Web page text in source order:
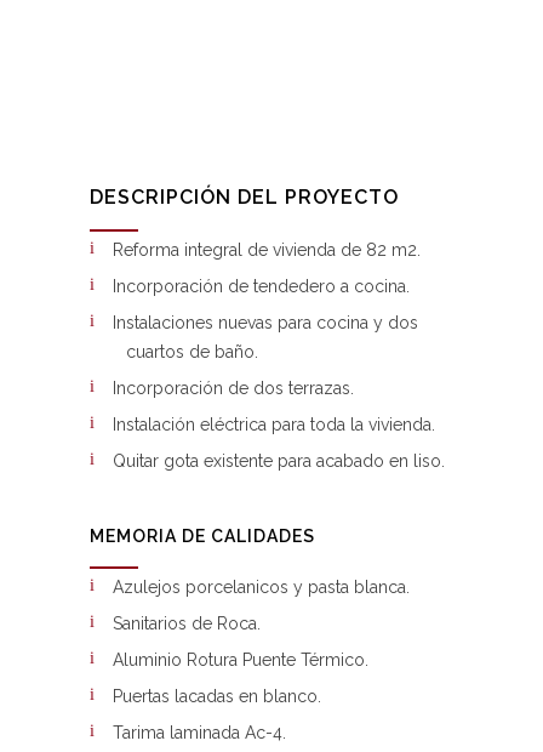
DESCRIPCIÓN DEL PROYECTO
Reforma integral de vivienda de 82 m2.
Incorporación de tendedero a cocina.
Instalaciones nuevas para cocina y dos
cuartos de baño.
Incorporación de dos terrazas.
Instalación eléctrica para toda la vivienda.
Quitar gota existente para acabado en liso.
MEMORIA DE CALIDADES
Azulejos porcelanicos y pasta blanca.
Sanitarios de Roca.
Aluminio Rotura Puente Térmico.
Puertas lacadas en blanco.
Tarima laminada Ac-4.